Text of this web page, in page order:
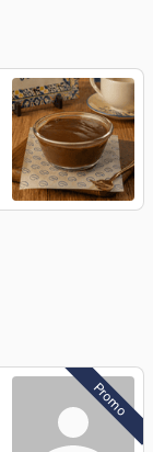
Promo